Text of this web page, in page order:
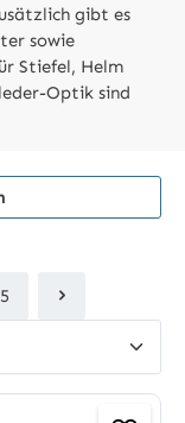
gibt es
sowie
Stiefel, Helm
Optik sind
Seite
5